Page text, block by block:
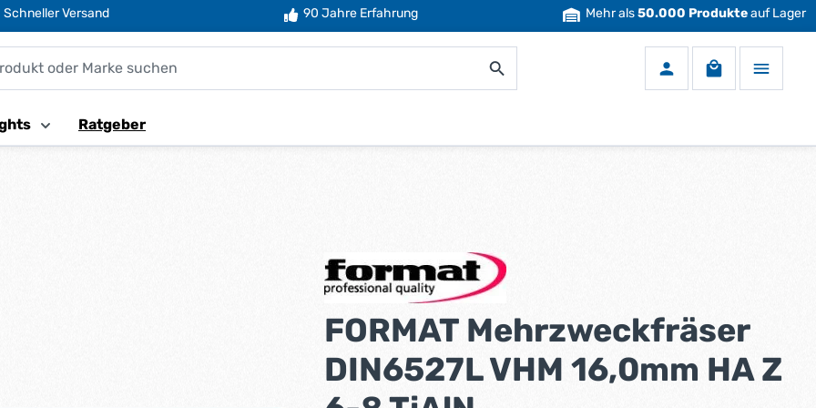
Schneller Versand 90 Jahre Erfahrung Mehr als50.000 Produkteauf Lager
Warenkorb
Ratgeber
FORMAT Mehrzweckfräser
DIN6527L VHM 16,0mm HA Z